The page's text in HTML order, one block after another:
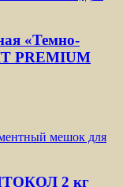
«Темно-
PREMIUM
2 кг